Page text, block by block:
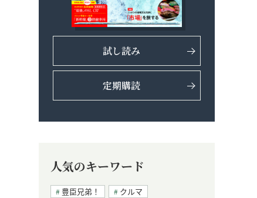
試し読み
定期購読
人気のキーワード
豊臣兄弟！
クルマ